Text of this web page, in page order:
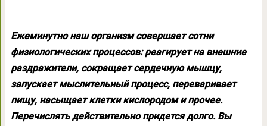
Ежеминутно наш организм совершает сотни
физиологических процессов: реагирует на внешние
раздражители, сокращает сердечную мышцу,
запускает мыслительный процесс, переваривает
пищу, насыщает клетки кислородом и прочее.
Перечислять действительно придется долго. Вы